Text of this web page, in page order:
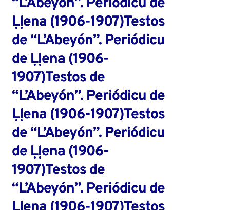
Ḷḷena (1906-1907)Testos
de “L’Abeyón”. Periódicu
de Ḷḷena (1906-
1907)Testos de
“L’Abeyón”. Periódicu de
Ḷḷena (1906-1907)Testos
de “L’Abeyón”. Periódicu
de Ḷḷena (1906-
1907)Testos de
“L’Abeyón”. Periódicu de